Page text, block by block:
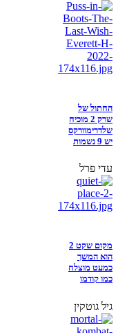
החתול של
שרק 2 מוכיח
שלדרימוורקס
יש 9 נשמות
עדי פרל
מקום שקט 2
הוא המשך
כמעט מוצלח
כמו קודמו
גיל גוטקין